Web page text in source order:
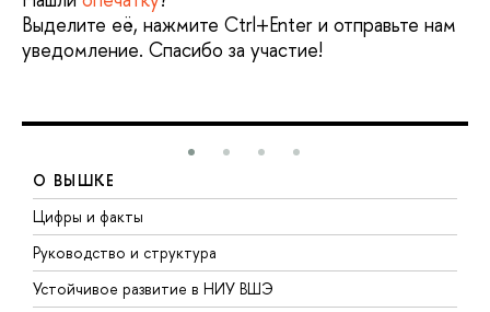
Выделите её, нажмите Ctrl+Enter и отправьте нам
уведомление. Спасибо за участие!
О ВЫШКЕ
Цифры и факты
Руководство и структура
Устойчивое развитие в НИУ ВШЭ